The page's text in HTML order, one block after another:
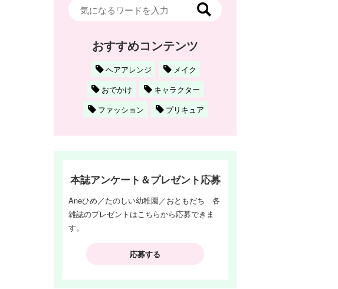
おすすめコンテンツ
ヘアアレンジ
メイク
おでかけ
キャラクター
ファッション
プリキュア
本誌アンケート＆プレゼント応募
Aneひめ／たのしい幼稚園／おともだち 各
雑誌のプレゼントはこちらから応募できま
す。
応募する